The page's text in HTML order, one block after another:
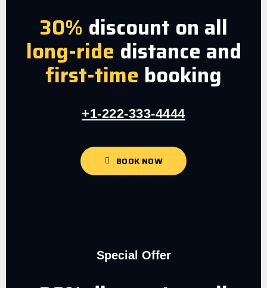
30% discount on all
long-ride distance and
first-time booking
+1-222-333-4444
BOOK NOW
Special Offer